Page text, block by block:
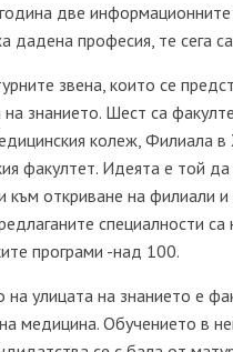
две информационните
дадена професия, те сега
звена, които се
знанието. Шест са
колеж, Филиала в
факултет. Идеята е той да
към откриване на филиали и
специалности
програми -над 100.
на улицата на знанието е
медицина. Обучението в